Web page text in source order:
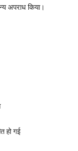
अपराध किया।
हो गई